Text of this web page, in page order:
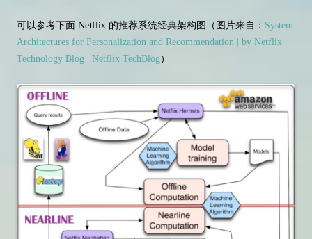
可以参考下面 Netflix 的推荐系统经典架构图（图片来自： System
Architectures for Personalization and Recommendation | by Netflix
Technology Blog | Netflix TechBlog）